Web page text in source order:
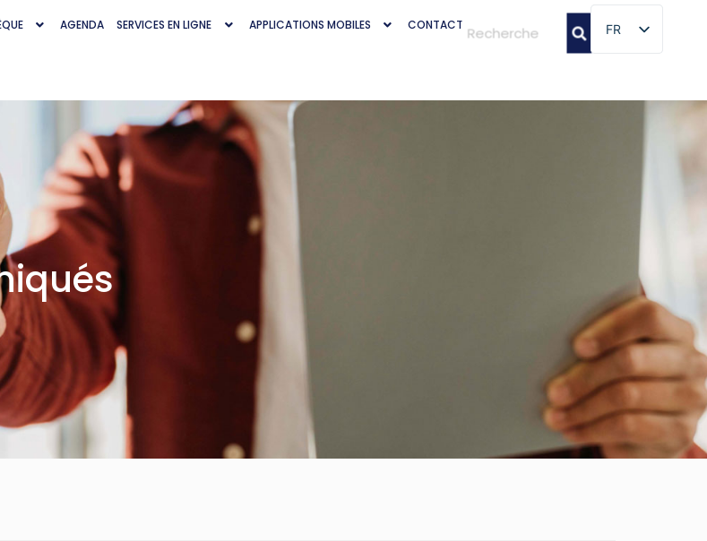
AGENDA SERVICES EN LIGNE APPLICATIONS MOBILES CONTACT FR
FR